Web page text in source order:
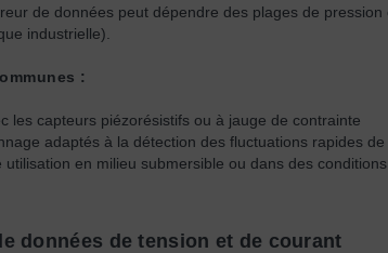
de données peut dépendre des plages de
industrielle).
:
les capteurs piézorésistifs ou à jauge de contrainte
adaptés à la détection des fluctuations rapides de
utilisation en milieu submersible ou dans des
données de tension et de courant